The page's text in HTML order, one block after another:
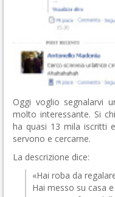
Oggi voglio segnalarvi
molto interessante. Si
ha quasi 13 mila iscritti
servono e cercarne.
La descrizione dice:
«Hai roba da
Hai messo su casa